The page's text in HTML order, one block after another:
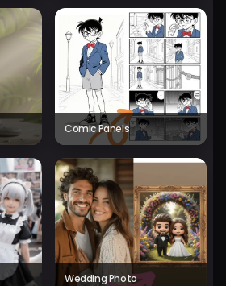
Comic Panels
Wedding Photo